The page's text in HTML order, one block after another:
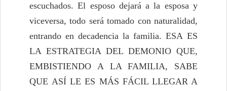
escuchados. El esposo dejará a la esposa y
viceversa, todo será tomado con naturalidad,
entrando en decadencia la familia. ESA ES
LA ESTRATEGIA DEL DEMONIO QUE,
EMBISTIENDO A LA FAMILIA, SABE
QUE ASÍ LE ES MÁS FÁCIL LLEGAR A